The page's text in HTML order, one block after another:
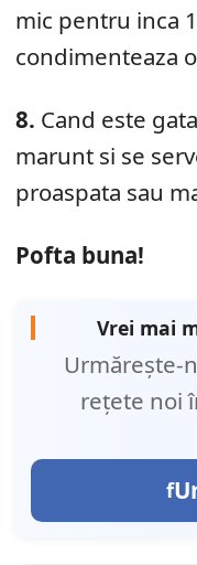
mic pentru inca
condimenteaza
8. Cand este
marunt si se
proaspata sau
Pofta buna!
Vrei mai
Urmărește-
rețete noi